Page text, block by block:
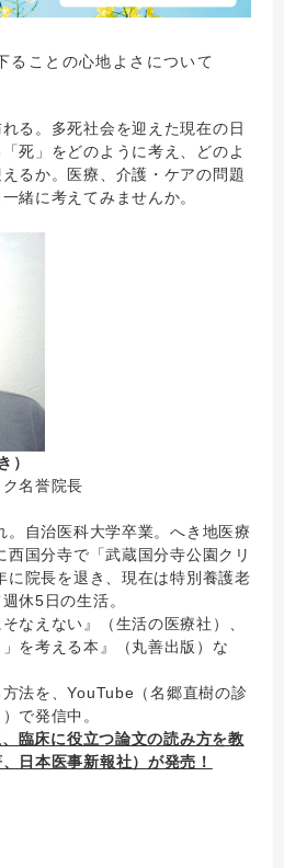
ことの心地よさについて
る。多死社会を迎えた現在の日
死」をどのように考え、どのよ
るか。医療、介護・ケアの問題
緒に考えてみませんか。
）
名誉院長
。自治医科大学卒業。へき地医療
国分寺で「武蔵国分寺公園クリ
に院長を退き、現在は特別養護老
休5日の生活。
なえない』（生活の医療社）、
」を考える本』（丸善出版）な
法を、YouTube（名郷直樹の診
で発信中。
臨床に役立つ論文の読み方を教
日本医事新報社）が発売！